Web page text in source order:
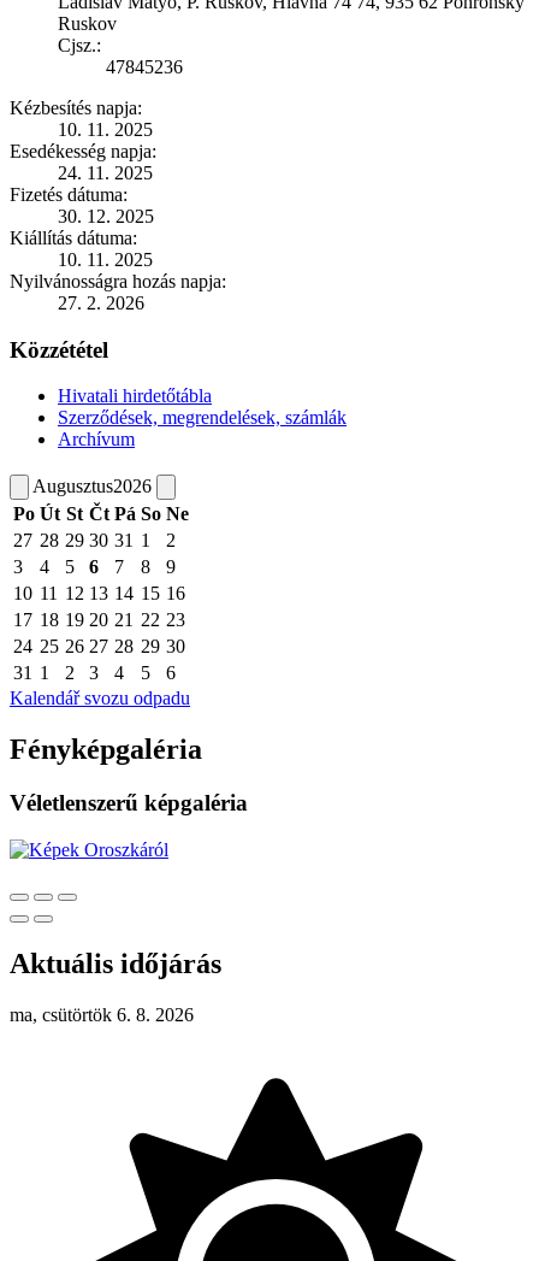
Ruskov
Cjsz.:
47845236
Kézbesítés napja:
10. 11. 2025
Esedékesség napja:
24. 11. 2025
Fizetés dátuma:
30. 12. 2025
Kiállítás dátuma:
10. 11. 2025
Nyilvánosságra hozás napja:
27. 2. 2026
Közzététel
Hivatali hirdetőtábla
Szerződések, megrendelések, számlák
Archívum
Augusztus2026
Po Út St Čt Pá So Ne
27 28 29 30 31 1
2
3
4 5 6 7 8
9
10 11 12 13 14 15 16
17 18 19 20 21 22 23
24 25 26 27 28 29 30
31 1 2 3 4 5
6
Kalendář svozu odpadu
Fényképgaléria
Véletlenszerű képgaléria
Aktuális időjárás
ma, csütörtök 6. 8. 2026